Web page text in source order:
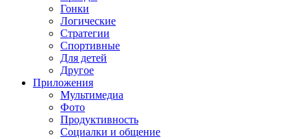
Гонки
Логические
Стратегии
Спортивные
Для детей
Другое
Приложения
Мультимедиа
Фото
Продуктивность
Социалки и общение